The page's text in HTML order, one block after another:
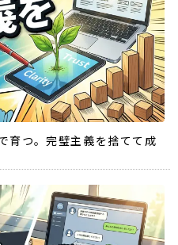
育つ。完璧主義を捨てて成